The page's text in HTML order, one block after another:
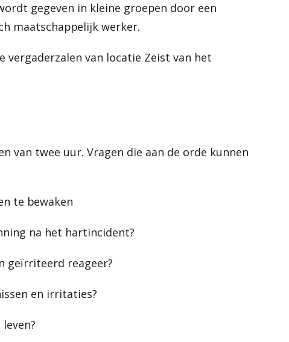
gegeven in kleine groepen door een
maatschappelijk werker.
vergaderzalen van locatie Zeist van het
van twee uur. Vragen die aan de orde kunnen
te bewaken
na het hartincident?
geïrriteerd reageer?
en irritaties?